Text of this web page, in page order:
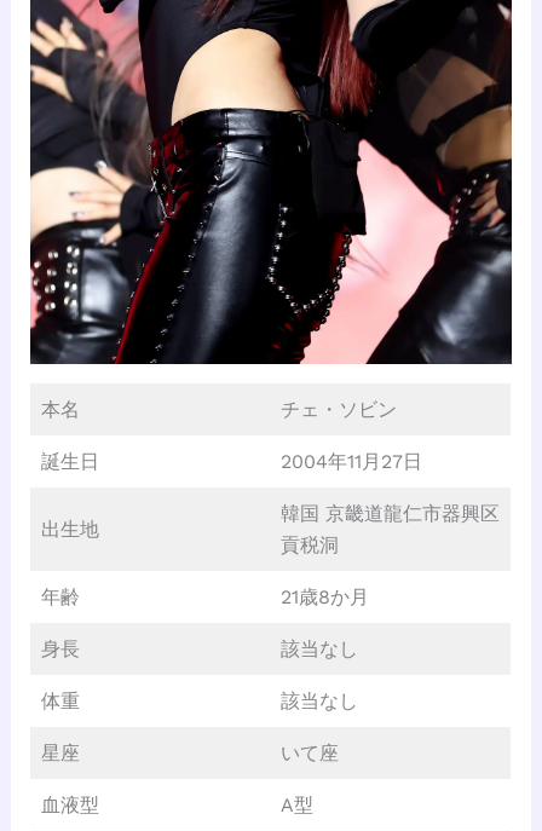
本名 チェ・ソビン
誕生日 2004年11月27日
出生地
韓国 京畿道龍仁市器興区
貢税洞
年齢 21歳8か月
身長 該当なし
体重 該当なし
星座 いて座
血液型 A型